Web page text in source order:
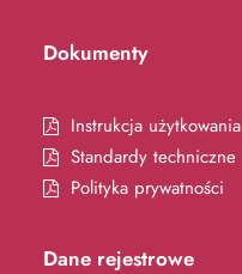
Dokumenty
Instrukcja użytkowania
Standardy techniczne
Polityka prywatności
Dane rejestrowe